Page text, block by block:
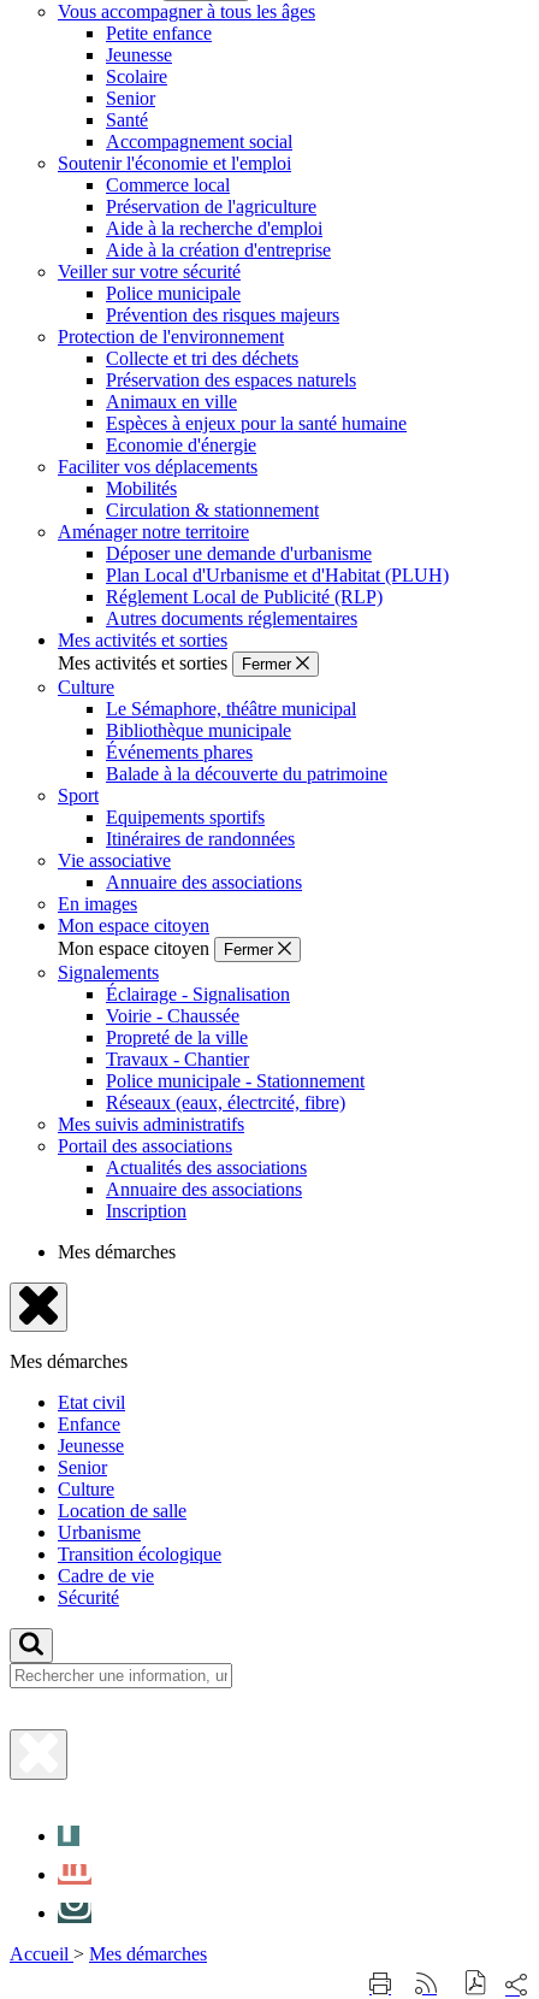
Vous accompagner à tous les âges
Petite enfance
Jeunesse
Scolaire
Senior
Santé
Accompagnement social
Soutenir l'économie et l'emploi
Commerce local
Préservation de l'agriculture
Aide à la recherche d'emploi
Aide à la création d'entreprise
Veiller sur votre sécurité
Police municipale
Prévention des risques majeurs
Protection de l'environnement
Collecte et tri des déchets
Préservation des espaces naturels
Animaux en ville
Espèces à enjeux pour la santé humaine
Economie d'énergie
Faciliter vos déplacements
Mobilités
Circulation & stationnement
Aménager notre territoire
Déposer une demande d'urbanisme
Plan Local d'Urbanisme et d'Habitat (PLUH)
Réglement Local de Publicité (RLP)
Autres documents réglementaires
Mes activités et sorties
Mes activités et sorties
Fermer
Culture
Le Sémaphore, théâtre municipal
Bibliothèque municipale
Événements phares
Balade à la découverte du patrimoine
Sport
Equipements sportifs
Itinéraires de randonnées
Vie associative
Annuaire des associations
En images
Mon espace citoyen
Mon espace citoyen
Fermer
Signalements
Éclairage - Signalisation
Voirie - Chaussée
Propreté de la ville
Travaux - Chantier
Police municipale - Stationnement
Réseaux (eaux, électrcité, fibre)
Mes suivis administratifs
Portail des associations
Actualités des associations
Annuaire des associations
Inscription
Mes démarches
Fermer
le
menu
Mes démarches
Etat civil
Enfance
Jeunesse
Senior
Culture
Location de salle
Urbanisme
Transition écologique
Cadre de vie
Sécurité
Fermer
Accueil > Mes démarches
ImprimerGénérer